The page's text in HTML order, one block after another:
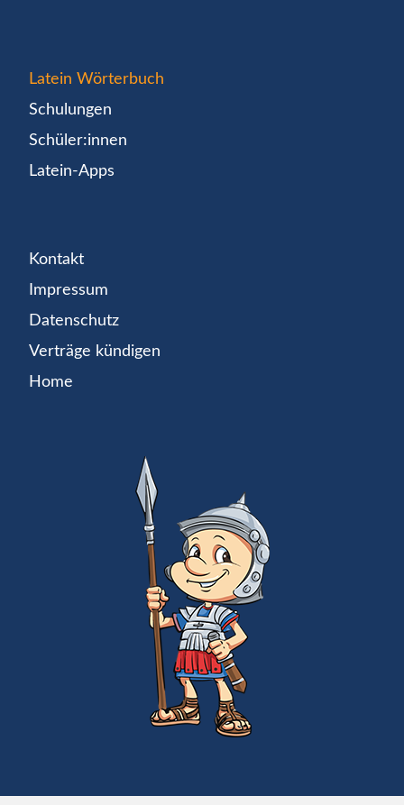
Latein Wörterbuch
Schulungen
Schüler:innen
Latein-Apps
Kontakt
Impressum
Datenschutz
Verträge kündigen
Home